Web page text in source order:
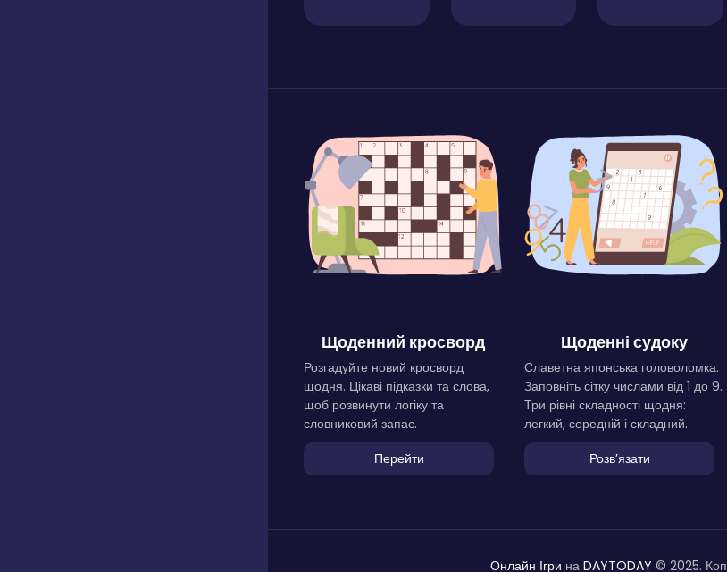
Щоденний кросворд
Розгадуйте новий кросворд
щодня. Цікаві підказки та слова,
щоб розвинути логіку та
словниковий запас.
Перейти
Щоденні судоку
Славетна японська головоломка.
Заповніть сітку числами від 1 до 9.
Три рівні складності щодня:
легкий, середній і складний.
Розвʼязати
Онлайн Ігри на DAYTODAY © 2025.